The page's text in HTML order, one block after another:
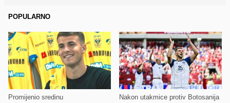
POPULARNO
Promijenio sredinu Nakon utakmice protiv Botosanija